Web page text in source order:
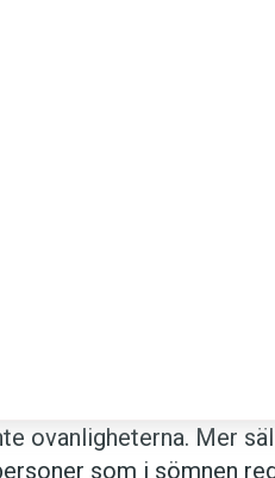
ovanligheterna. Mer
som i sömnen